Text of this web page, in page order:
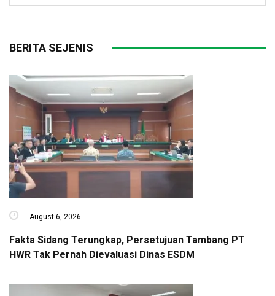
BERITA SEJENIS
August 6, 2026
Fakta Sidang Terungkap, Persetujuan Tambang PT
HWR Tak Pernah Dievaluasi Dinas ESDM